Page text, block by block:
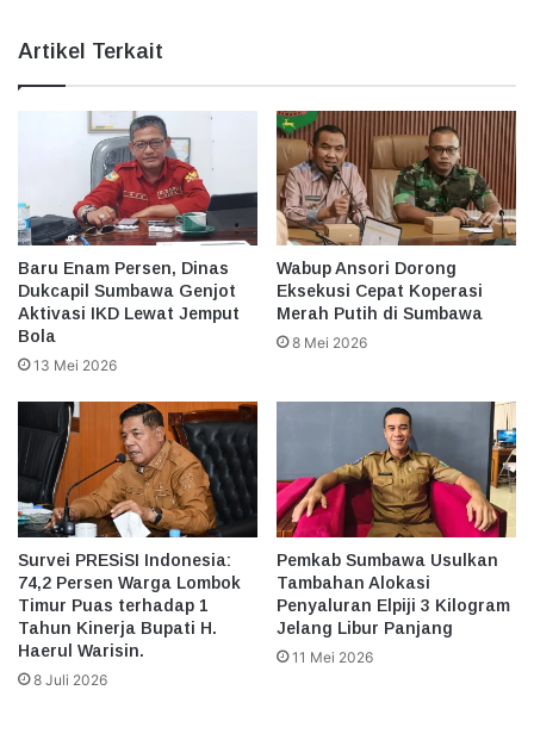
Artikel Terkait
Baru Enam Persen, Dinas
Dukcapil Sumbawa Genjot
Aktivasi IKD Lewat Jemput
Bola
13 Mei 2026
Wabup Ansori Dorong
Eksekusi Cepat Koperasi
Merah Putih di Sumbawa
8 Mei 2026
Survei PRESiSI Indonesia:
74,2 Persen Warga Lombok
Timur Puas terhadap 1
Tahun Kinerja Bupati H.
Haerul Warisin.
8 Juli 2026
Pemkab Sumbawa Usulkan
Tambahan Alokasi
Penyaluran Elpiji 3 Kilogram
Jelang Libur Panjang
11 Mei 2026